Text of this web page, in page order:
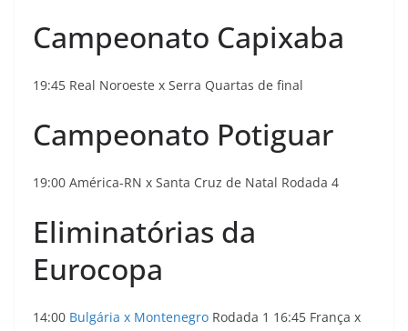
Campeonato Capixaba
19:45 Real Noroeste x Serra Quartas de final
Campeonato Potiguar
19:00 América-RN x Santa Cruz de Natal Rodada 4
Eliminatórias da
Eurocopa
14:00 Bulgária x Montenegro Rodada 1 16:45 França x